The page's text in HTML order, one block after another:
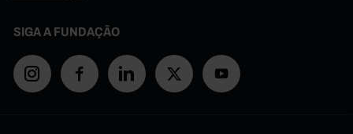
SIGA A FUNDAÇÃO